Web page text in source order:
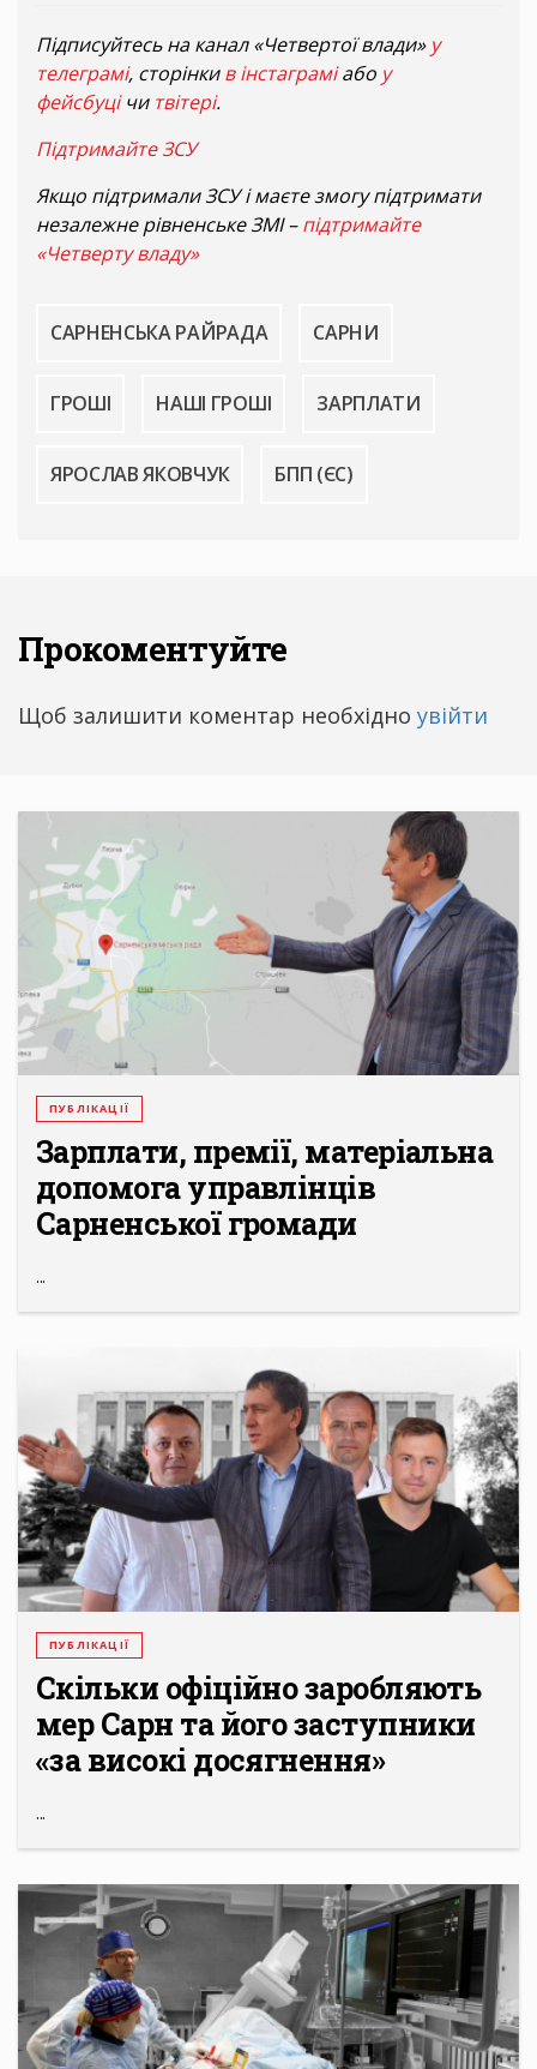
Підписуйтесь на канал «Четвертої влади» у
телеграмі, сторінкив інстаграміабо у
фейсбуцічи твітері.
Підтримайте ЗСУ
Якщо підтримали ЗСУ і маєте змогу підтримати
незалежне рівненське ЗМІ –підтримайте
«Четверту владу»
САРНЕНСЬКА РАЙРАДА САРНИ
ГРОШІ НАШІ ГРОШІ ЗАРПЛАТИ
ЯРОСЛАВ ЯКОВЧУК БПП (ЄС)
Прокоментуйте
Щоб залишити коментар необхідно увійти
ПУБЛІКАЦІЇ
Зарплати, премії, матеріальна
допомога управлінців
Сарненської громади
...
ПУБЛІКАЦІЇ
Скільки офіційно заробляють
мер Сарн та його заступники
«за високі досягнення»
...